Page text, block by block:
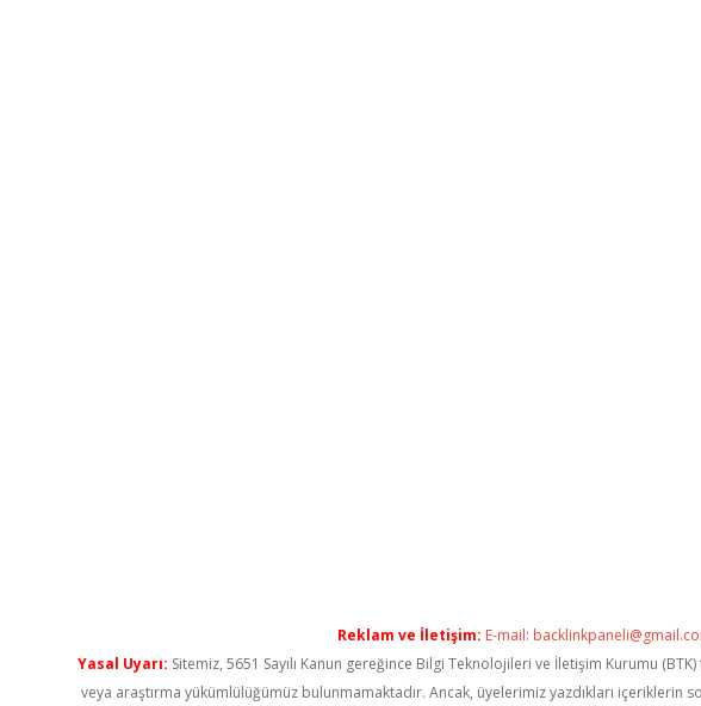
Reklam ve İletişim: E-mail:
Yasal Uyarı: Sitemiz, 5651 Sayılı Kanun gereğince Bilgi Teknolojileri ve İletişim Kurumu
veya araştırma yükümlülüğümüz bulunmamaktadır. Ancak, üyelerimiz yazdıkları